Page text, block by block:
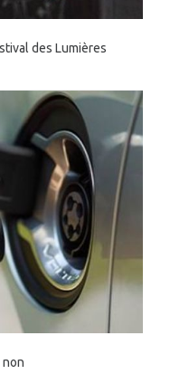
des Lumières
non